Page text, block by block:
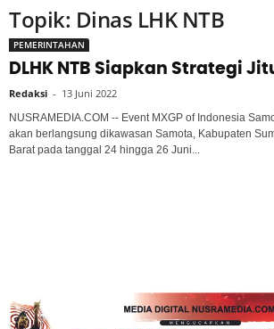
Topik: Dinas LHK NTB
PEMERINTAHAN
DLHK NTB Siapkan Strategi
Redaksi - 13 Juni 2022
NUSRAMEDIA.COM -- Event MXGP of Indonesia
akan berlangsung dikawasan Samota, Kabupaten
Barat pada tanggal 24 hingga 26 Juni...